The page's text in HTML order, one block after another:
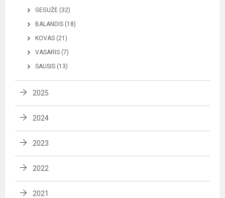
GEGUŽĖ (32)
BALANDIS (18)
KOVAS (21)
VASARIS (7)
SAUSIS (13)
2025
2024
2023
2022
2021